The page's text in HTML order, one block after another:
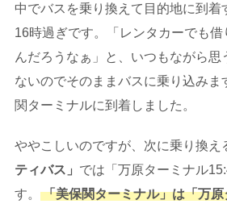
中でバスを乗り換えて目的地に到着
16時過ぎです。「レンタカーでも
んだろうなぁ」と、いつもながら思
ないのでそのままバスに乗り込みま
関ターミナルに到着しました。
ややこしいのですが、次に乗り換え
ティバス」 では「万原ターミナル
す。
「美保関ターミナル」は「万